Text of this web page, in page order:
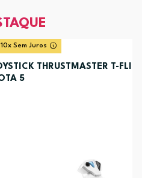
Sem Juros
THRUSTMASTER T-
5